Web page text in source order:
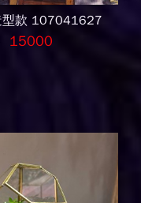
型款 107041627
15000